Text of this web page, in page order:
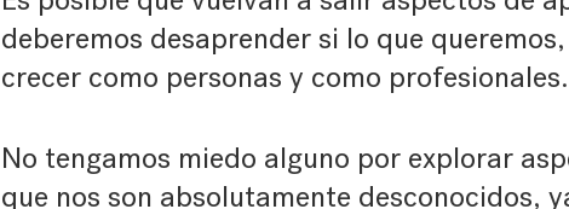
deberemos desaprender si lo que
crecer como personas y como profesionales.
No tengamos miedo alguno por explorar
que nos son absolutamente desconocidos,